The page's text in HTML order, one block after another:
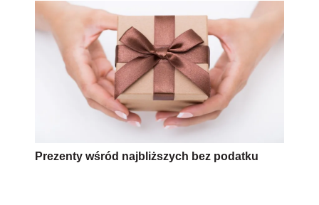
Prezenty wśród najbliższych bez podatku